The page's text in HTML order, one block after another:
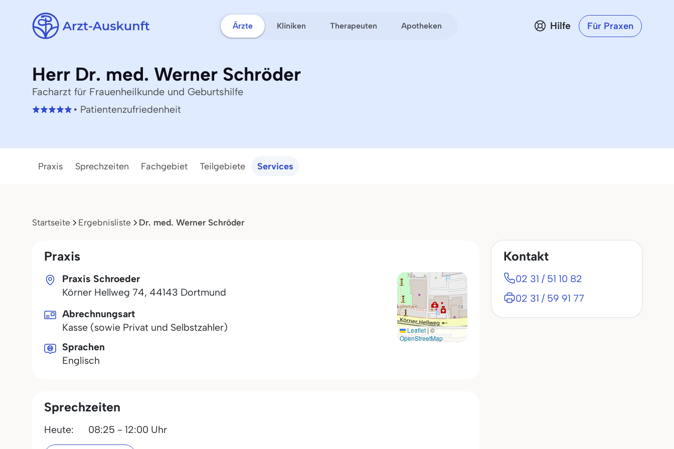
Ärzte Kliniken Therapeuten Apotheken Hilfe Für Praxen
Herr Dr. med. Werner Schröder
Facharzt für Frauenheilkunde und Geburtshilfe
• Patientenzufriedenheit
Praxis Sprechzeiten Fachgebiet Teilgebiete Services
Startseite Ergebnisliste Dr. med. Werner Schröder
Praxis
Praxis Schroeder
Körner Hellweg 74, 44143 Dortmund
Leaflet|©
OpenStreetMap
Abrechnungsart
Kasse (sowie Privat und Selbstzahler)
Sprachen
Englisch
Sprechzeiten
Heute: 08:25 - 12:00 Uhr
Kontakt
02 31 / 51 10 82
02 31 / 59 91 77